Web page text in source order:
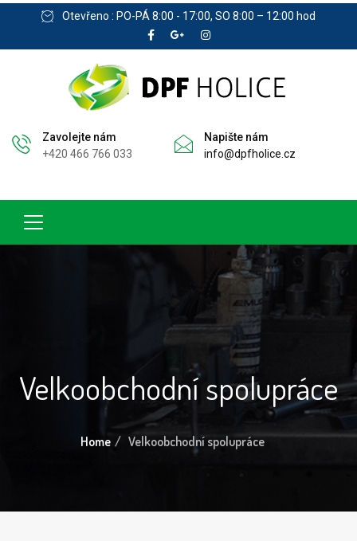
Otevřeno : PO-PÁ 8:00 - 17:00, SO 8:00 – 12:00 hod
Zavolejte nám
+420 466 766 033
Napište nám
info@dpfholice.cz
Velkoobchodní spolupráce
Home Velkoobchodní spolupráce